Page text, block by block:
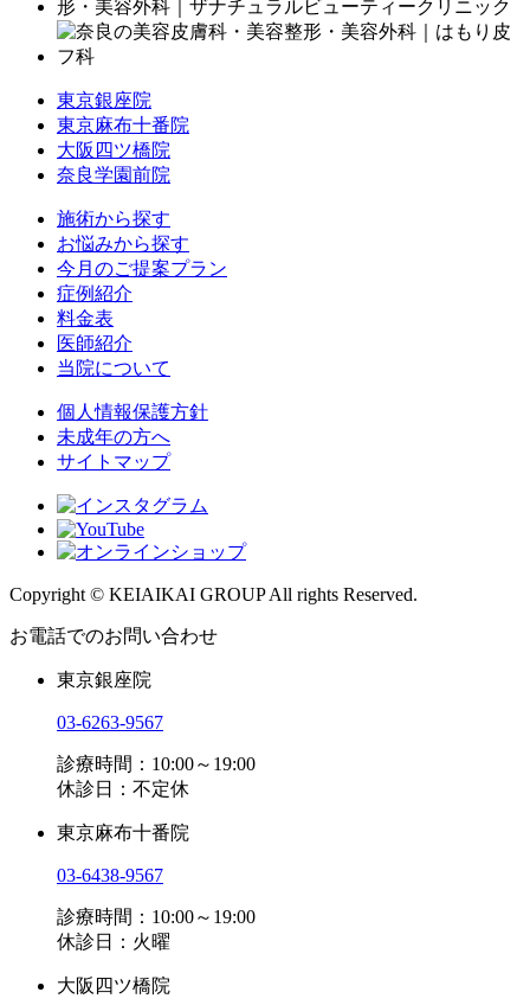
東京銀座院
東京麻布十番院
大阪四ツ橋院
奈良学園前院
施術から探す
お悩みから探す
今月のご提案プラン
症例紹介
料金表
医師紹介
当院について
個人情報保護方針
未成年の方へ
サイトマップ
Copyright © KEIAIKAI GROUP All rights Reserved.
お電話でのお問い合わせ
東京銀座院
03-6263-9567
診療時間：10:00～19:00
休診日：不定休
東京麻布十番院
03-6438-9567
診療時間：10:00～19:00
休診日：火曜
大阪四ツ橋院